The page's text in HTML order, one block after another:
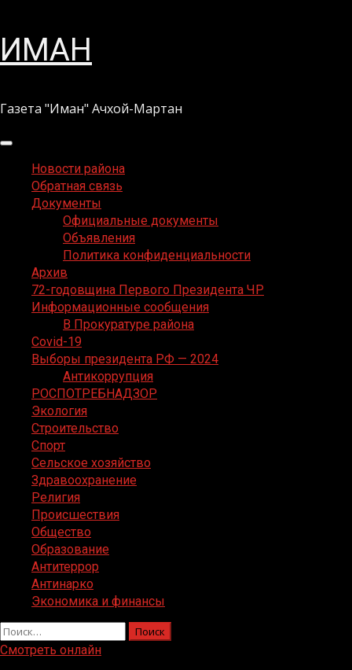
Перейти
кИМАН
Газета "Иман" Ачхой-Мартан
Основное
менюНовости района
Обратная связь
Документы
Официальные документы
Объявления
Политика конфиденциальности
Архив
72-годовщина Первого Президента ЧР
Информационные сообщения
В Прокуратуре района
Covid-19
Выборы президента РФ — 2024
Антикоррупция
РОСПОТРЕБНАДЗОР
Экология
Строительство
Спорт
Сельское хозяйство
Здравоохранение
Религия
Происшествия
Общество
Образование
Антитеррор
Антинарко
Экономика и финансы
Найти:
Смотреть онлайн